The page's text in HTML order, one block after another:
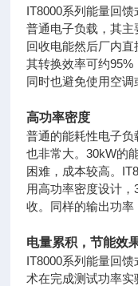
IT8000系列能量回
普通电子负载，其
回收电能然后厂内
其转换效率可约
同时也避免使用空调
高功率密度
普通的能耗性电子
也非常大。30kW的
困难，成本较高。
用高功率密度设计
收。同样的输出功率
电量累积，节能效
IT8000系列能量回
术在完成测试功率